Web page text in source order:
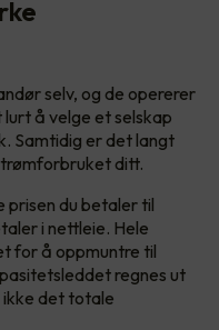
selv, og de opererer
å velge et selskap
Samtidig er det langt
ditt.
prisen du betaler til
i nettleie. Hele
for å oppmuntre til
regnes ut
det totale